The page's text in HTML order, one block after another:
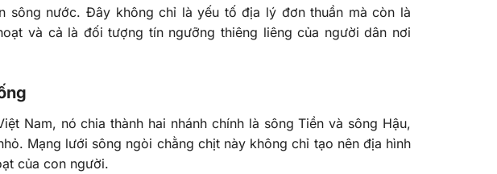
sông nước. Đây không chỉ là yếu tố địa lý đơn thuần mà còn là
và cả là đối tượng tín ngưỡng thiêng liêng của người dân nơi
Nam, nó chia thành hai nhánh chính là sông Tiền và sông Hậu,
Mạng lưới sông ngòi chằng chịt này không chỉ tạo nên địa hình
của con người.